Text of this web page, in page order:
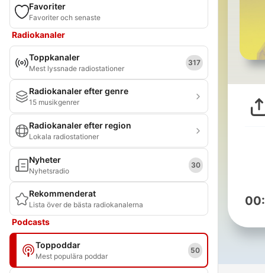
Favoriter
Favoriter och senaste
Radiokanaler
Toppkanaler
Mest lyssnade radiostationer
317
Radiokanaler efter genre
15 musikgenrer
Radiokanaler efter region
Lokala radiostationer
Nyheter
Nyhetsradio
30
Rekommenderat
Lista över de bästa radiokanalerna
Podcasts
Toppoddar
Mest populära poddar
50